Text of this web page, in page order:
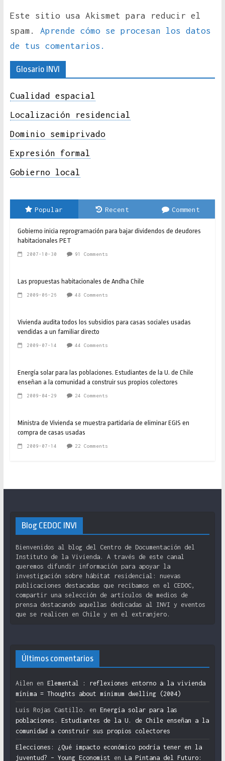
Este sitio usa Akismet para reducir el
spam. Aprende cómo se procesan los datos
de tus comentarios.
Glosario INVI
Cualidad espacial
Localización residencial
Dominio semiprivado
Expresión formal
Gobierno local
Popular Recent Comment
Gobierno inicia reprogramación para bajar dividendos de deudores
habitacionales PET
2007-10-30 91 Comments
Las propuestas habitacionales de Andha Chile
2009-06-26 48 Comments
Vivienda audita todos los subsidios para casas sociales usadas
vendidas a un familiar directo
2009-07-14 44 Comments
Energía solar para las poblaciones. Estudiantes de la U. de Chile
enseñan a la comunidad a construir sus propios colectores
2009-04-29 24 Comments
Ministra de Vivienda se muestra partidaria de eliminar EGIS en
compra de casas usadas
2009-07-14 22 Comments
Blog CEDOC INVI
Bienvenidos al blog del Centro de Documentación del
Instituto de la Vivienda. A través de este canal
queremos difundir información para apoyar la
investigación sobre hábitat residencial: nuevas
publicaciones destacadas que recibamos en el CEDOC,
compartir una selección de artículos de medios de
prensa destacando aquellas dedicadas al INVI y eventos
que se realicen en Chile y en el extranjero.
Últimos comentarios
Ailen en Elemental : reflexiones entorno a la vivienda
mínima = Thoughts about minimum dwelling (2004)
Luis Rojas Castillo. en Energía solar para las
poblaciones. Estudiantes de la U. de Chile enseñan a la
comunidad a construir sus propios colectores
Elecciones: ¿Qué impacto económico podría tener en la
juventud? – Young Economist en La Pintana del Futuro: